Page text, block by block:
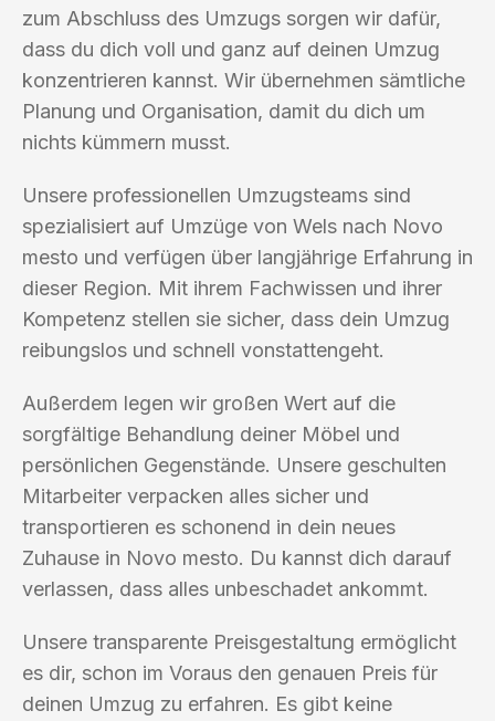
zum Abschluss des Umzugs sorgen wir dafür,
dass du dich voll und ganz auf deinen Umzug
konzentrieren kannst. Wir übernehmen sämtliche
Planung und Organisation, damit du dich um
nichts kümmern musst.
Unsere professionellen Umzugsteams sind
spezialisiert auf Umzüge von Wels nach Novo
mesto und verfügen über langjährige Erfahrung in
dieser Region. Mit ihrem Fachwissen und ihrer
Kompetenz stellen sie sicher, dass dein Umzug
reibungslos und schnell vonstattengeht.
Außerdem legen wir großen Wert auf die
sorgfältige Behandlung deiner Möbel und
persönlichen Gegenstände. Unsere geschulten
Mitarbeiter verpacken alles sicher und
transportieren es schonend in dein neues
Zuhause in Novo mesto. Du kannst dich darauf
verlassen, dass alles unbeschadet ankommt.
Unsere transparente Preisgestaltung ermöglicht
es dir, schon im Voraus den genauen Preis für
deinen Umzug zu erfahren. Es gibt keine